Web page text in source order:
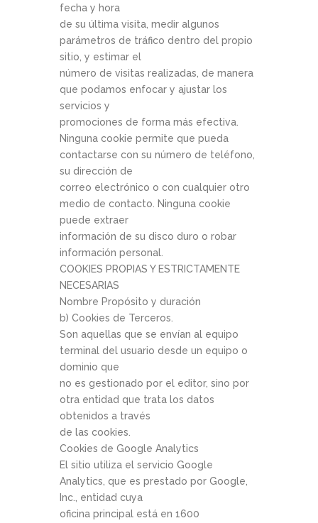
fecha y hora
de su última visita, medir algunos
parámetros de tráfico dentro del propio
sitio, y estimar el
número de visitas realizadas, de manera
que podamos enfocar y ajustar los
servicios y
promociones de forma más efectiva.
Ninguna cookie permite que pueda
contactarse con su número de teléfono,
su dirección de
correo electrónico o con cualquier otro
medio de contacto. Ninguna cookie
puede extraer
información de su disco duro o robar
información personal.
COOKIES PROPIAS Y ESTRICTAMENTE
NECESARIAS
Nombre Propósito y duración
b) Cookies de Terceros.
Son aquellas que se envían al equipo
terminal del usuario desde un equipo o
dominio que
no es gestionado por el editor, sino por
otra entidad que trata los datos
obtenidos a través
de las cookies.
Cookies de Google Analytics
El sitio utiliza el servicio Google
Analytics, que es prestado por Google,
Inc., entidad cuya
oficina principal está en 1600